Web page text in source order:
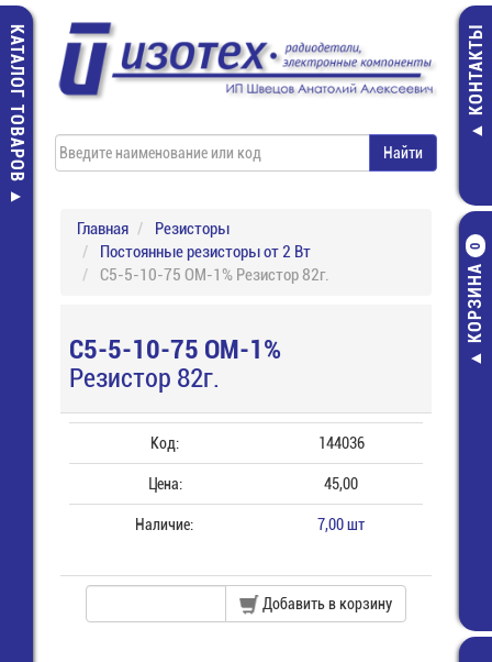
КАТАЛОГ ТОВАРОВ КОНТАКТЫ
КОРЗИНА
0
Главная
Резисторы
Постоянные резисторы от 2 Вт
С5-5-10-75 ОМ-1% Резистор 82г.
С5-5-10-75 ОМ-1%
Резистор 82г.
Код: 144036
Цена: 45,00
Наличие: 7,00 шт
Добавить в корзину